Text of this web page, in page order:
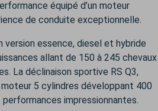
équipé d’un moteur
de conduite exceptionnelle.
version essence, diesel et hybride
allant de 150 à 245 chevaux
La déclinaison sportive RS Q3,
5 cylindres développant 400
impressionnantes.